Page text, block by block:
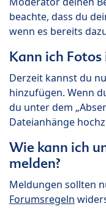
beachte, dass du
wenn es bereits
Kann ich
Derzeit kannst du
hinzufügen. Wenn
du unter dem
Dateianhänge
Wie kann ich
melden?
Meldungen sollten
Forumsregeln